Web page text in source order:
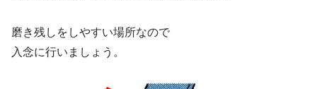
磨き残しをしやすい場所なので
入念に行いましょう。